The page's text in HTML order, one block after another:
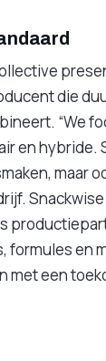
die
“We
en hybride.
maar
formules en
met een